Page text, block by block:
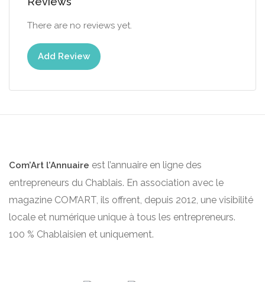
There are no reviews yet.
Add Review
Com’Art l’Annuaire est l’annuaire en ligne des
entrepreneurs du Chablais. En association avec le
magazine COM’ART, ils offrent, depuis 2012, une visibilité
locale et numérique unique à tous les entrepreneurs.
100 % Chablaisien et uniquement.